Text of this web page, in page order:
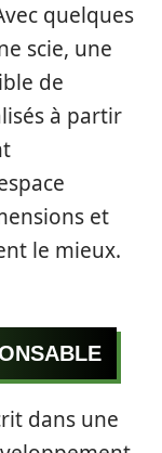
quelques
scie, une
de
à partir
et
le mieux.
dans une